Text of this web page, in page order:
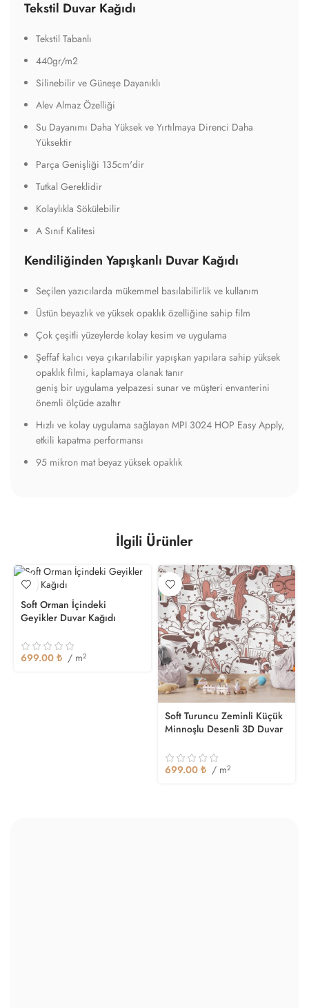
Tekstil Duvar Kağıdı
Tekstil Tabanlı
440gr/m2
Silinebilir ve Güneşe Dayanıklı
Alev Almaz Özelliği
Su Dayanımı Daha Yüksek ve Yırtılmaya Direnci Daha
Yüksektir
Parça Genişliği 135cm'dir
Tutkal Gereklidir
Kolaylıkla Sökülebilir
A Sınıf Kalitesi
Kendiliğinden Yapışkanlı Duvar Kağıdı
Seçilen yazıcılarda mükemmel basılabilirlik ve kullanım
Üstün beyazlık ve yüksek opaklık özelliğine sahip film
Çok çeşitli yüzeylerde kolay kesim ve uygulama
Şeffaf kalıcı veya çıkarılabilir yapışkan yapılara sahip yüksek
opaklık filmi, kaplamaya olanak tanır
geniş bir uygulama yelpazesi sunar ve müşteri envanterini
önemli ölçüde azaltır
Hızlı ve kolay uygulama sağlayan MPI 3024 HOP Easy Apply,
etkili kapatma performansı
95 mikron mat beyaz yüksek opaklık
İlgili Ürünler
Soft Orman İçindeki
Geyikler Duvar Kağıdı
699.00 ₺ / m2
Soft Turuncu Zeminli Küçük
Minnoşlu Desenli 3D Duvar
699.00 ₺ / m2